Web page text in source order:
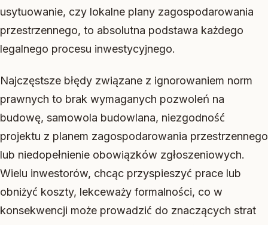
usytuowanie, czy lokalne plany zagospodarowania
przestrzennego, to absolutna podstawa każdego
legalnego procesu inwestycyjnego.
Najczęstsze błędy związane z ignorowaniem norm
prawnych to brak wymaganych pozwoleń na
budowę, samowola budowlana, niezgodność
projektu z planem zagospodarowania przestrzennego
lub niedopełnienie obowiązków zgłoszeniowych.
Wielu inwestorów, chcąc przyspieszyć prace lub
obniżyć koszty, lekceważy formalności, co w
konsekwencji może prowadzić do znaczących strat